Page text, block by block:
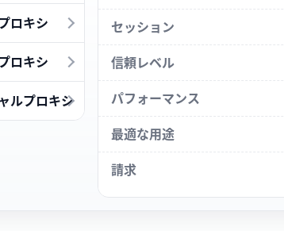
ロキシ
ロキシ
ルプロキシ
セッション
信頼レベル
パフォーマンス
最適な用途
請求